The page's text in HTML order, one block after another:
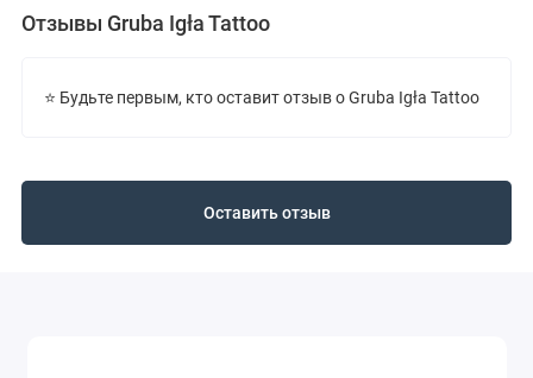
Отзывы Gruba Igła Tattoo
⭐ Будьте первым, кто оставит отзыв о Gruba Igła Tattoo
Оставить отзыв